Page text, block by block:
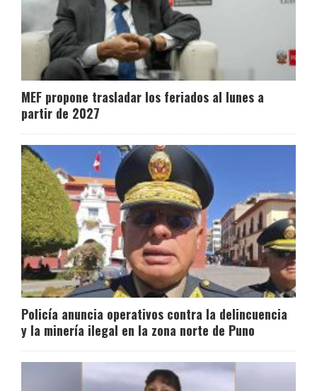
MEF propone trasladar los feriados al lunes a
partir de 2027
Policía anuncia operativos contra la delincuencia
y la minería ilegal en la zona norte de Puno